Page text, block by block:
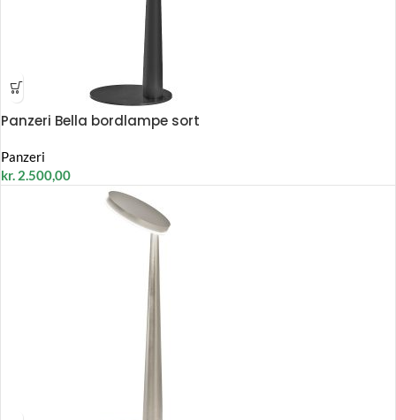
Panzeri Bella bordlampe sort
Panzeri
kr. 2.500,00